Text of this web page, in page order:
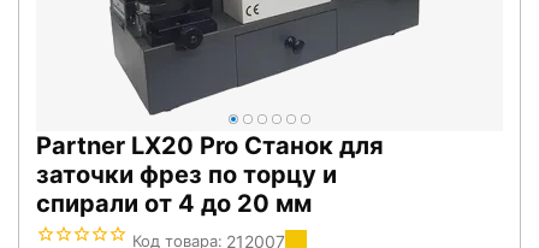
Partner LX20 Pro Станок для
заточки фрез по торцу и
спирали от 4 до 20 мм
Код товара: 212007